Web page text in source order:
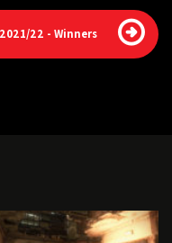
22 - Winners